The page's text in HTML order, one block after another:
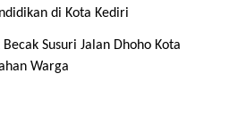
di Kota Kediri
Becak Susuri Jalan Dhoho Kota
Warga